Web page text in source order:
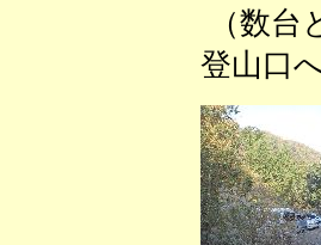
（数台
登山